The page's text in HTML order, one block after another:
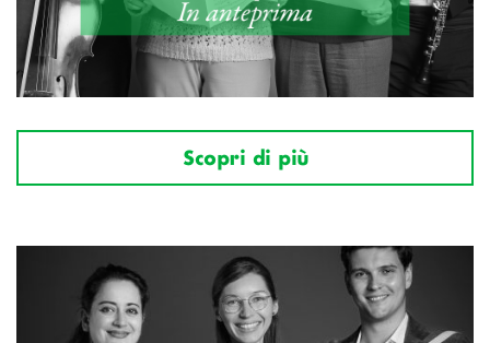
Scopri di più